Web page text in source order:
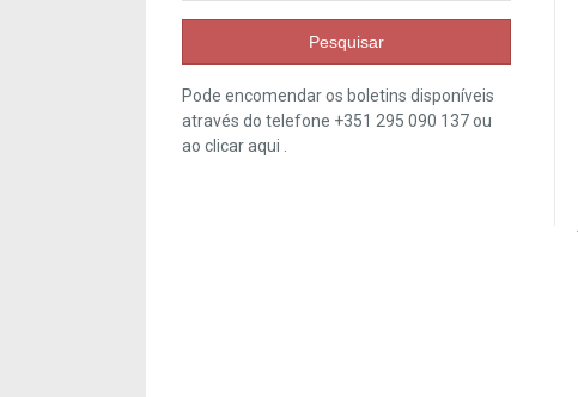
Pesquisar
Pode encomendar os boletins disponíveis
através do telefone +351 295 090 137 ou
ao clicaraqui